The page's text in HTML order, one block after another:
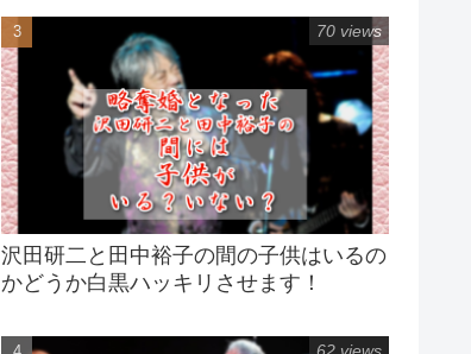
沢田研二と田中裕子の間の子供はいるの
かどうか白黒ハッキリさせます！
70 views